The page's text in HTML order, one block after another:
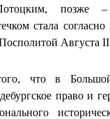
позже –
стала
Августа
того, что в
право и